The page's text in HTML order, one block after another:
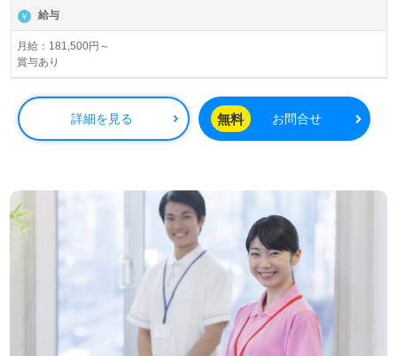
給与
月給：181,500円～
賞与あり
詳細を見る 無料 お問合せ